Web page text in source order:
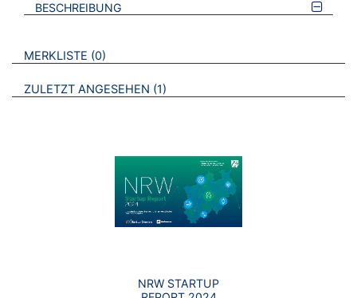
BESCHREIBUNG
VERWEISE AUF VERMERKTE- ODER ZULETZT ANGESEHENE
MERKLISTE 0 BROSCHÜREN
ZULETZT ANGESEHEN 1 BROSCHÜREN
NRW STARTUP